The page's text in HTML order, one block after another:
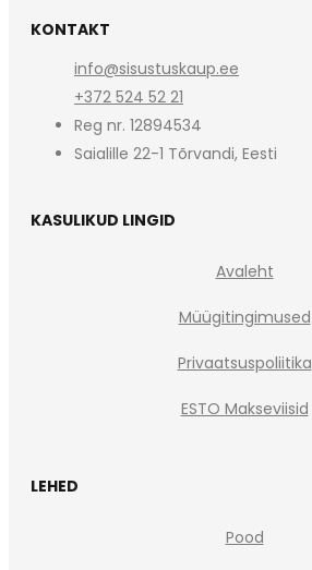
KONTAKT
info@sisustuskaup.ee
+372 524 52 21
Reg nr. 12894534
Saialille 22-1 Tõrvandi, Eesti
KASULIKUD LINGID
Avaleht
Müügitingimused
Privaatsuspoliitika
ESTO Makseviisid
LEHED
Pood